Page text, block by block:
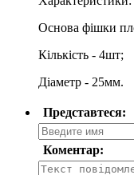
Основа фішки
Кількість - 4шт;
Діаметр - 25мм.
Представтеся:
Коментар: